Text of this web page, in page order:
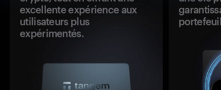
excellente expérience aux
utilisateurs plus
expérimentés.